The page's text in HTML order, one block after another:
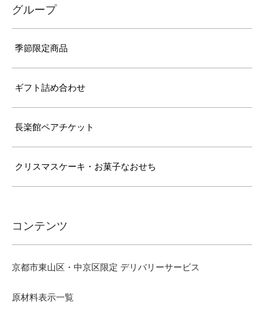
グループ
季節限定商品
ギフト詰め合わせ
長楽館ペアチケット
クリスマスケーキ・お菓子なおせち
コンテンツ
京都市東山区・中京区限定 デリバリーサービス
原材料表示一覧